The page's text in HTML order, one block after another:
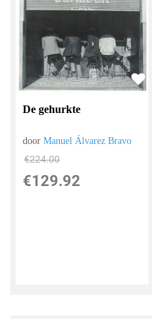
De gehurkte
doorManuel Álvarez Bravo
€224.00
€129.92